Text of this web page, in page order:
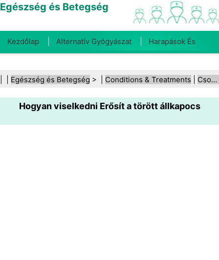
Egészség és Betegség
Kezdőlap Alternatív Gyógyászat Harapások És
Fogegészség Diéta És Táplálkozás Családi
Egészség Egészségügyi Ágazat Mentális Egészség
Közegészségügy És Biztonság Sebészet És
Egészség és Betegség > | Conditions & Treatments Csonttörés (ellátás)
Hogyan viselkedni Erősít a törött állkapocs